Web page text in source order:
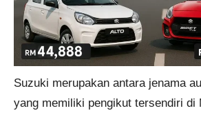
Suzuki merupakan antara jenama
yang memiliki pengikut tersendiri di